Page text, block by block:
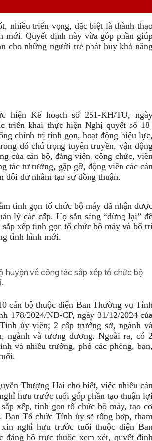
nhiều triển vọng, đặc biệt là thành thạo
mới. Quyết định này vừa góp phần giúp
cho những người trẻ phát huy khả năng
hiện Kế hoạch số 251-KH/TU, ngày
triển khai thực hiện Nghị quyết số 18-
chính trị tinh gọn, hoạt động hiệu lực,
đó chú trọng tuyên truyền, vận động
của cán bộ, đảng viên, công chức, viên
tác tư tưởng, gặp gỡ, động viên các cán
dôi dư nhằm tạo sự đồng thuận.
tinh gọn tổ chức bộ máy đã nhận được
lý các cấp. Họ sẵn sàng “dừng lại” để
xếp tinh gọn tổ chức bộ máy và bố trí
tình hình mới.
huyện về công tác sắp xếp tổ chức bộ
cán bộ thuộc diện Ban Thường vụ Tỉnh
178/2024/NĐ-CP, ngày 31/12/2024 của
ủy viên; 2 cấp trưởng sở, ngành và
ngành và tương đương. Ngoài ra, có 2
và nhiều trưởng, phó các phòng, ban,
Thượng Hải cho biết, việc nhiều cán
hưu trước tuổi góp phần tạo thuận lợi
xếp, tinh gọn tổ chức bộ máy, tạo cơ
Ban Tổ chức Tỉnh ủy sẽ tổng hợp, tham
nghỉ hưu trước tuổi thuộc diện Ban
bộ trực thuộc xem xét, quyết định